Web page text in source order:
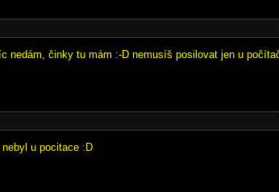
nedám, činky tu mám :-D nemusíš posilovat jen u
u pocitace :D